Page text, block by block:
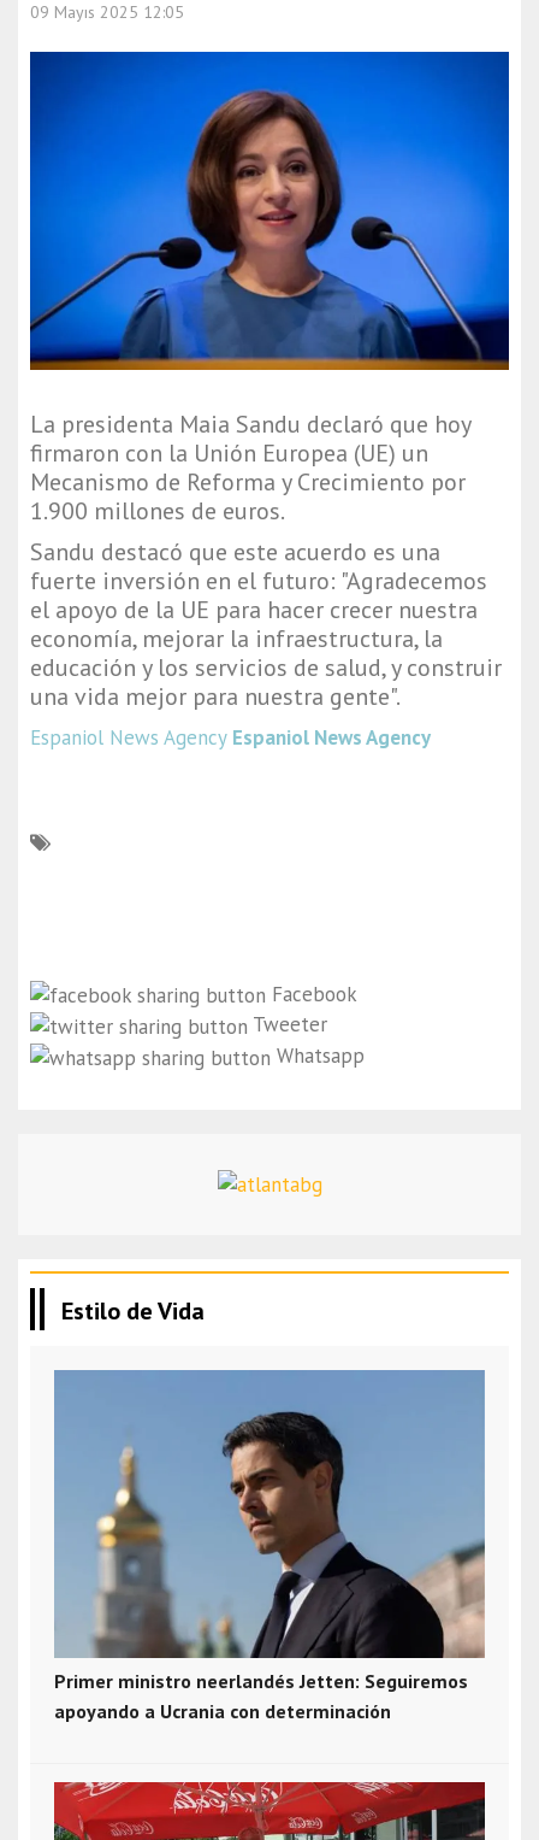
09 Mayıs 2025 12:05
La presidenta Maia Sandu declaró que hoy
firmaron con la Unión Europea (UE) un
Mecanismo de Reforma y Crecimiento por
1.900 millones de euros.
Sandu destacó que este acuerdo es una
fuerte inversión en el futuro: "Agradecemos
el apoyo de la UE para hacer crecer nuestra
economía, mejorar la infraestructura, la
educación y los servicios de salud, y construir
una vida mejor para nuestra gente".
Espaniol News Agency Espaniol News Agency
Facebook
Tweeter
Whatsapp
Estilo de Vida
Primer ministro neerlandés Jetten: Seguiremos
apoyando a Ucrania con determinación